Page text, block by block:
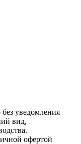
без уведомления
вид,
офертой